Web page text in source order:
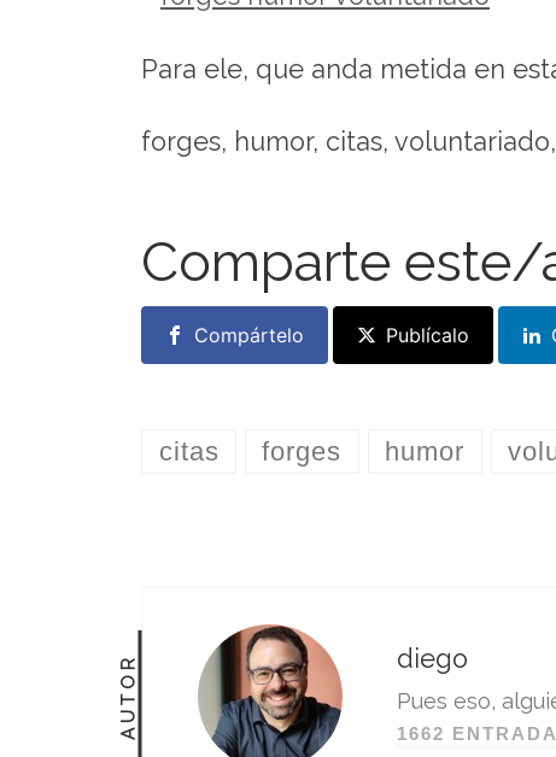
Para ele, que anda metida en
forges, humor, citas,
Comparte este/
Compártelo Publícalo
citas forges humor
AUTOR diego
Pues eso,
1662